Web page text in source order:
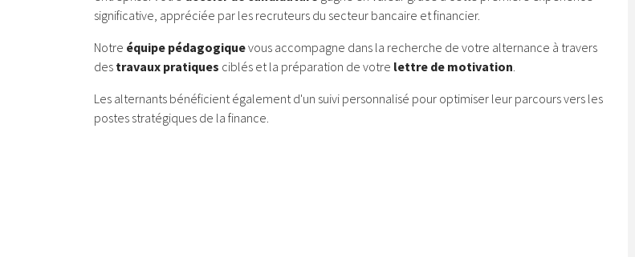
significative, appréciée par les recruteurs du secteur bancaire et financier.
Notre équipe pédagogiquevous accompagne dans la recherche de votre alternance à travers
des travaux pratiques ciblés et la préparation de votre lettre de motivation.
Les alternants bénéficient également d'un suivi personnalisé pour optimiser leur parcours vers les
postes stratégiques de la finance.